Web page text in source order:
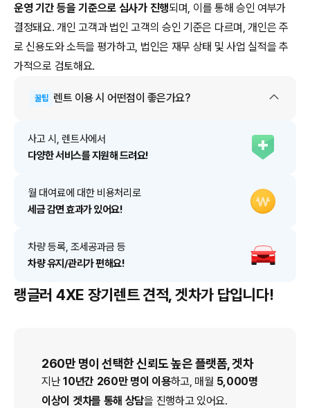
운영 기간 등을 기준으로 심사가 진행되며, 이를 통해 승인 여부가
결정돼요. 개인 고객과 법인 고객의 승인 기준은 다르며, 개인은 주
로 신용도와 소득을 평가하고, 법인은 재무 상태 및 사업 실적을 추
가적으로 검토해요.
꿀팁 렌트 이용 시 어떤점이 좋은가요?
사고 시, 렌트사에서
다양한 서비스를 지원해 드려요!
월 대여료에 대한 비용처리로
세금 감면 효과가 있어요!
차량 등록, 조세공과금 등
차량 유지/관리가 편해요!
랭글러 4XE 장기렌트 견적, 겟차가 답입니다!
260만 명이 선택한 신뢰도 높은 플랫폼, 겟차
지난10년간 260만 명이 이용하고, 매월 5,000명
이상이 겟차를 통해 상담을 진행하고 있어요.